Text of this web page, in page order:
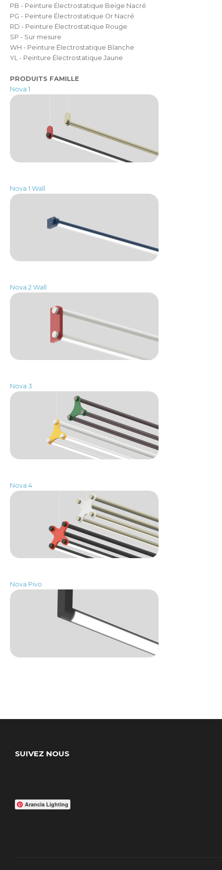
PB - Peinture Électrostatique Beige Nacré
PG - Peinture Électrostatique Or Nacré
RD - Peinture Électrostatique Rouge
SP - Sur mesure
WH - Peinture Électrostatique Blanche
YL - Peinture Électrostatique Jaune
PRODUITS FAMILLE
Nova 1
Nova 1 Wall
Nova 2 Wall
Nova 3
Nova 4
Nova Pivo
SUIVEZ NOUS
Arancia Lighting